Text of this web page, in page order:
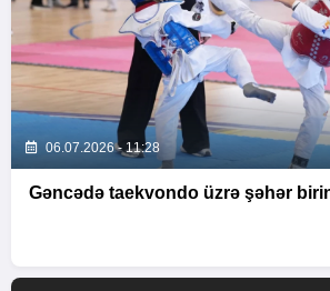
06.07.2026 - 11:28
Gəncədə taekvondo üzrə şəhər